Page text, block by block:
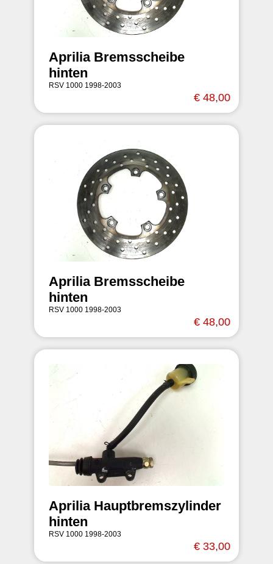
Aprilia Bremsscheibe
hinten
RSV 1000 1998-2003
€ 48,00
Aprilia Bremsscheibe
hinten
RSV 1000 1998-2003
€ 48,00
Aprilia Hauptbremszylinder
hinten
RSV 1000 1998-2003
€ 33,00